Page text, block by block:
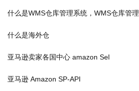
什么是WMS仓库管理系统，WMS仓库管理
什么是海外仓
亚马逊卖家各国中心 amazon Sel
亚马逊 Amazon SP-API